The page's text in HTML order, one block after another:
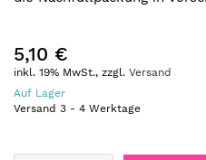
5,10 €
inkl. 19% MwSt., zzgl. Versand
Auf Lager
Versand 3 - 4 Werktage